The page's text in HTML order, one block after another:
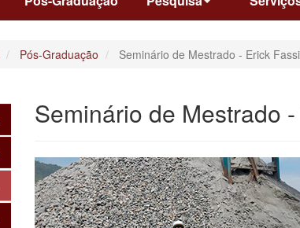
Pós-Graduação Seminário de Mestrado - Erick
Seminário de Mestrado